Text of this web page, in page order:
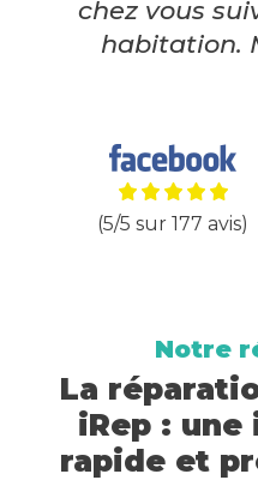
chez vous
habitation.
(5/5 sur 177 avis)
Notre
La
iRep :
rapide et